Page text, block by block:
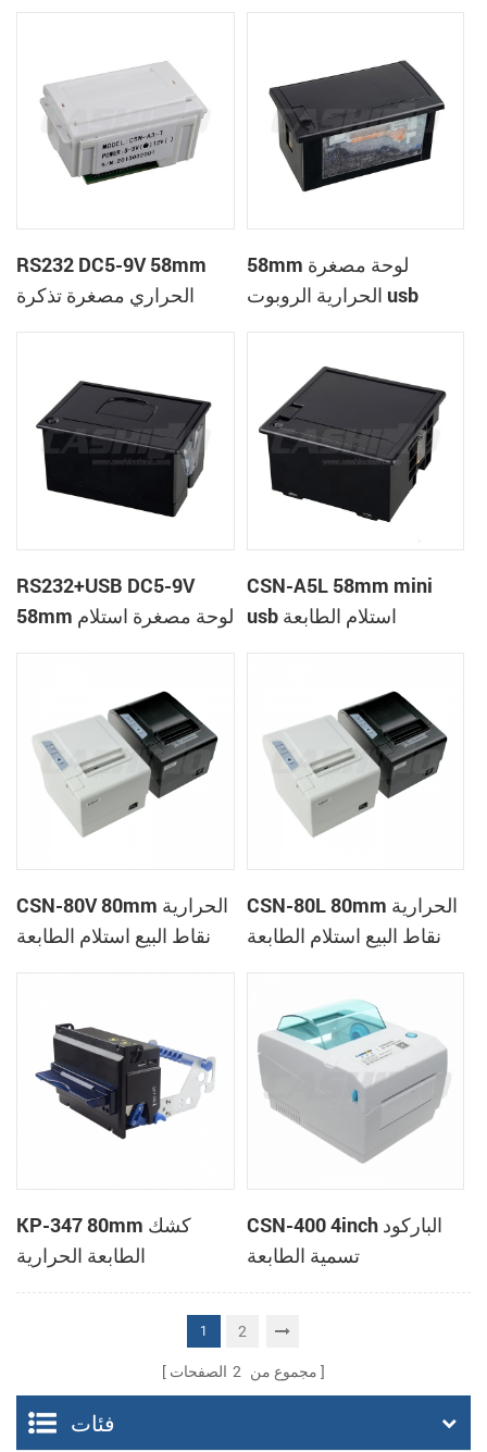
RS232 DC5-9V 58mm
الحراري مصغرة تذكرة
58mm لوحة مصغرة
الحرارية الروبوت usb
RS232+USB DC5-9V
58mm لوحة مصغرة استلام
CSN-A5L 58mm mini
usb استلام الطابعة
CSN-80V 80mm الحرارية
نقاط البيع استلام الطابعة
CSN-80L 80mm الحرارية
نقاط البيع استلام الطابعة
KP-347 80mm كشك
الطابعة الحرارية
CSN-400 4inch الباركود
تسمية الطابعة
1 2
مجموع من 2 الصفحات
فئات